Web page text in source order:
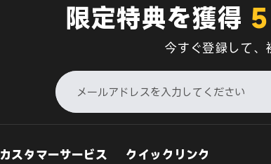
限定特典を獲得
今すぐ登録して、
カスタマーサービス クイックリンク